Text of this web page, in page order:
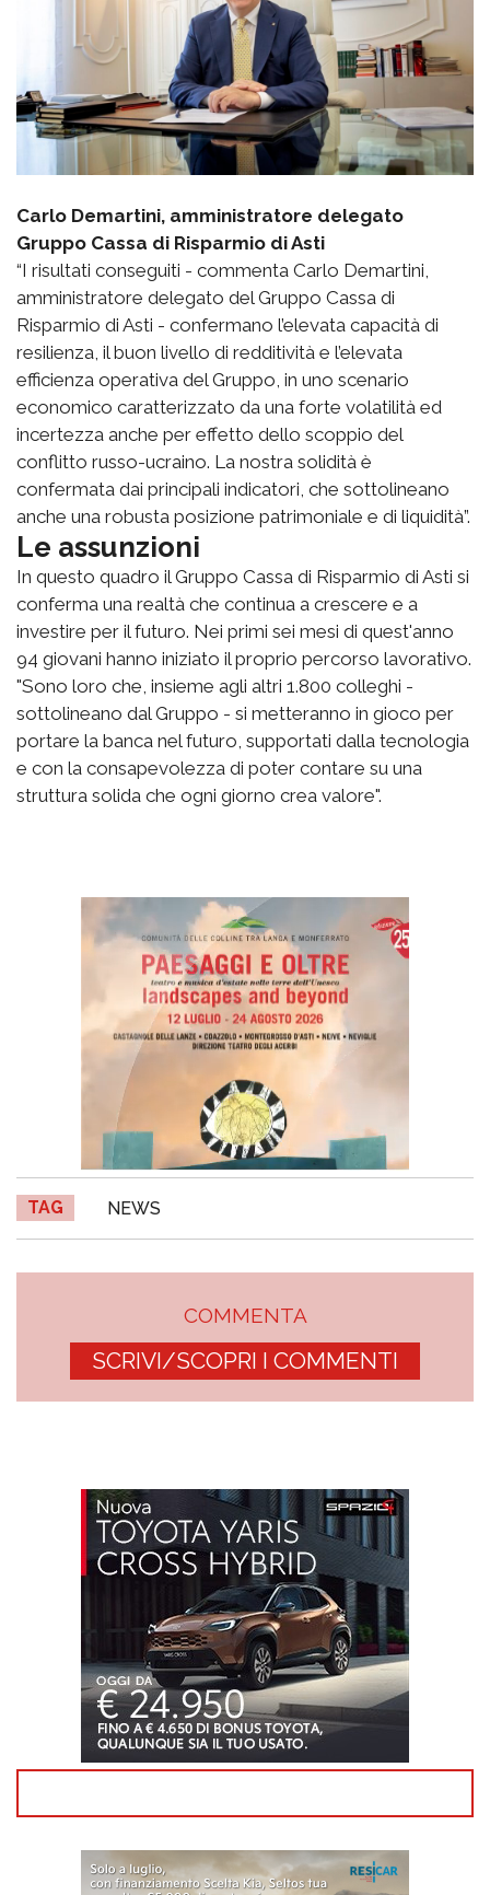
Carlo Demartini, amministratore delegato
Gruppo Cassa di Risparmio di Asti
“I risultati conseguiti - commenta Carlo Demartini,
amministratore delegato del Gruppo Cassa di
Risparmio di Asti - confermano l’elevata capacità di
resilienza, il buon livello di redditività e l’elevata
efficienza operativa del Gruppo, in uno scenario
economico caratterizzato da una forte volatilità ed
incertezza anche per effetto dello scoppio del
conflitto russo-ucraino. La nostra solidità è
confermata dai principali indicatori, che sottolineano
anche una robusta posizione patrimoniale e di liquidità”.
Le assunzioni
In questo quadro il Gruppo Cassa di Risparmio di Asti si
conferma una realtà che continua a crescere e a
investire per il futuro. Nei primi sei mesi di quest'anno
94 giovani hanno iniziato il proprio percorso lavorativo.
"Sono loro che, insieme agli altri 1.800 colleghi -
sottolineano dal Gruppo - si metteranno in gioco per
portare la banca nel futuro, supportati dalla tecnologia
e con la consapevolezza di poter contare su una
struttura solida che ogni giorno crea valore".
TAG NEWS
COMMENTA
SCRIVI/SCOPRI I COMMENTI